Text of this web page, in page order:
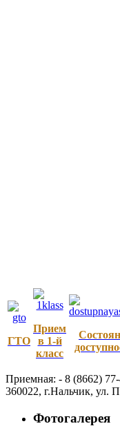
ГТО
Прием
в 1-й
класс
Приемная: - 8 (8662)
360022, г.Нальчик, ул.
Фотогалерея